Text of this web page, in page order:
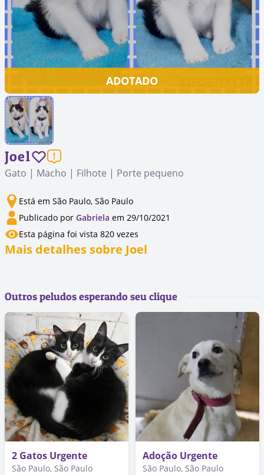
ADOTADO
Joel
Gato | Macho | Filhote | Porte pequeno
Está em São Paulo, São Paulo
Publicado por Gabriela em 29/10/2021
Esta página foi vista 820 vezes
Mais detalhes sobre Joel
Outros peludos esperando seu clique
2 Gatos Urgente
São Paulo, São Paulo
Adoção Urgente
São Paulo, São Paulo